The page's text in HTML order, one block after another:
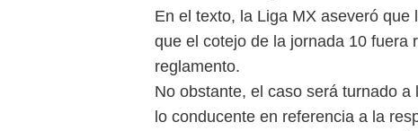
En el texto, la Liga MX aseveró
que el cotejo de la jornada 10 fuera
reglamento.
No obstante, el caso será turnado
lo conducente en referencia a la